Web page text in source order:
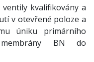
kvalifikovány a
v otevřené poloze a
úniku primárního
BN do